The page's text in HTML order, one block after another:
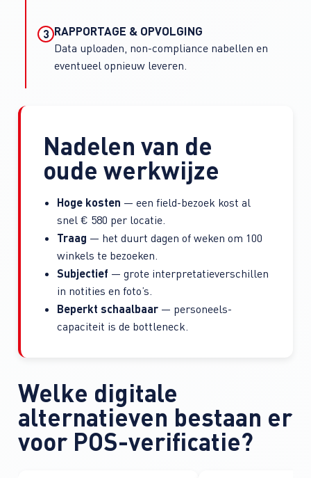
3 RAPPORTAGE & OPVOLGING
Data uploaden, non-compliance nabellen en
eventueel opnieuw leveren.
Nadelen van de
oude werkwijze
Hoge kosten — een field-bezoek kost al
snel € 580 per locatie.
Traag — het duurt dagen of weken om 100
winkels te bezoeken.
Subjectief — grote interpretatie­verschillen
in notities en foto’s.
Beperkt schaalbaar — personeels­
capaciteit is de bottleneck.
Welke digitale
alternatieven bestaan er
voor POS-verificatie?